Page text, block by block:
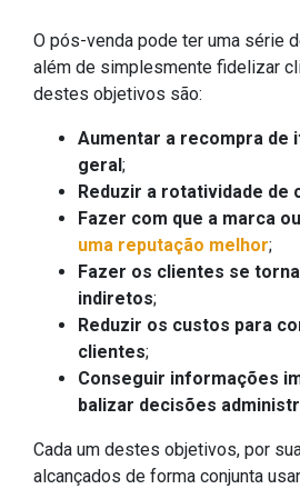
O pós-venda pode ter uma série
além de simplesmente fidelizar
destes objetivos são:
Aumentar a recompra de
geral ;
Reduzir a rotatividade de
Fazer com que a marca
uma reputação melhor;
Fazer os clientes se
indiretos;
Reduzir os custos para
clientes;
Conseguir informações
balizar decisões
Cada um destes objetivos, por
alcançados de forma conjunta